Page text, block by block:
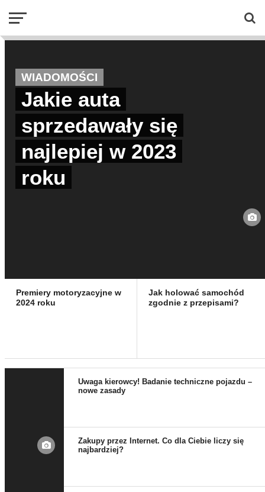
WIADOMOŚCI
Jakie auta
sprzedawały się
najlepiej w 2023
roku
Premiery motoryzacyjne w
2024 roku
Jak holować samochód
zgodnie z przepisami?
Uwaga kierowcy! Badanie techniczne pojazdu –
nowe zasady
Zakupy przez Internet. Co dla Ciebie liczy się
najbardziej?